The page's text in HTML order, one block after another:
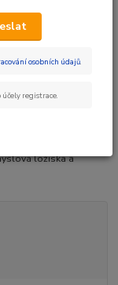
slitiny Extruded
ložiska a
osobních údajů.
účely registrace.